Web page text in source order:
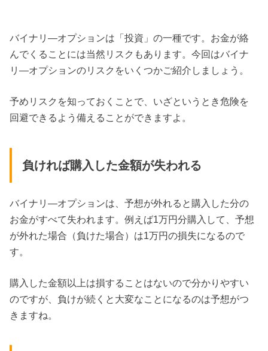
バイナリ―オプションは「投資」の一種です。お金が絡
んでくることには当然リスクもあります。今回はバイナ
リ―オプションのリスクをいくつかご紹介しましょう。
予めリスクを知っておくことで、いざというとき危険を
回避できるよう備えることができますよ。
負ければ購入した金額が失われる
バイナリ―オプションは、予想が外れると購入した分の
お金がすべて失われます。例えば1万円分購入して、予想
が外れた場合（負けた場合）は1万円の損失になるので
す。
購入した金額以上は損することはないので分かりやすい
のですが、負けが続くと大変なことになるのは予想がつ
きますね。